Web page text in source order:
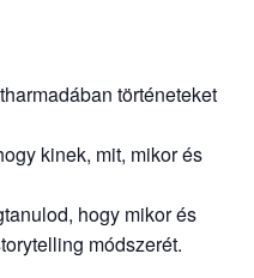
történeteket
kinek, mit, mikor és
hogy mikor és
módszerét.